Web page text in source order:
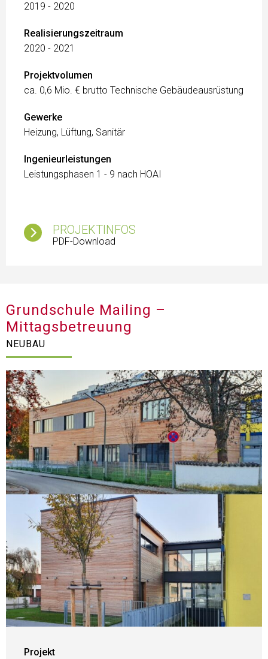
2019 - 2020
Realisierungszeitraum
2020 - 2021
Projektvolumen
ca. 0,6 Mio. € brutto Technische Gebäudeausrüstung
Gewerke
Heizung, Lüftung, Sanitär
Ingenieurleistungen
Leistungsphasen 1 - 9 nach HOAI
PROJEKTINFOS
PDF-Download
Grundschule Mailing –
Mittagsbetreuung
NEUBAU
Projekt